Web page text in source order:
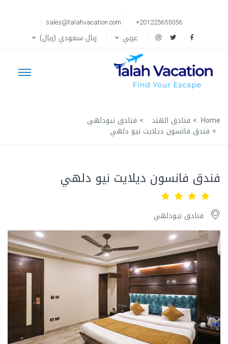
+201225655056
sales@talahvacation.com
عربي ربال سعودي (ريال)
Home فنادق الهند فنادق نيودلهي
فندق فانسون ديلايت نيو دلهي
فندق فانسون ديلايت نيو دلهي
فنادق نيودلهي